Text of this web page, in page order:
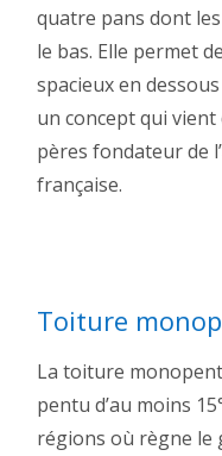
quatre pans dont
le bas. Elle permet
spacieux en
un concept qui
pères fondateur de
française.
Toiture
La toiture
pentu d’au moins
régions où règne le